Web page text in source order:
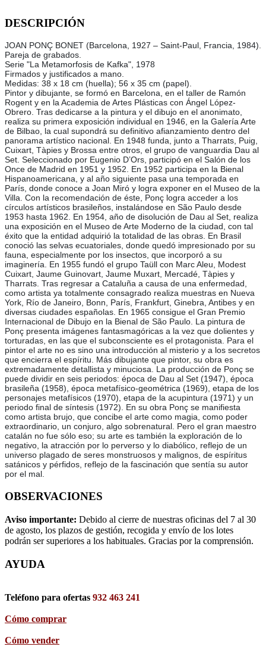
DESCRIPCIÓN
JOAN PONÇ BONET (Barcelona, 1927 – Saint-Paul, Francia, 1984).
Pareja de grabados.
Serie "La Metamorfosis de Kafka", 1978
Firmados y justificados a mano.
Medidas: 38 x 18 cm (huella); 56 x 35 cm (papel).
Pintor y dibujante, se formó en Barcelona, en el taller de Ramón
Rogent y en la Academia de Artes Plásticas con Ángel López-
Obrero. Tras dedicarse a la pintura y el dibujo en el anonimato,
realiza su primera exposición individual en 1946, en la Galería Arte
de Bilbao, la cual supondrá su definitivo afianzamiento dentro del
panorama artístico nacional. En 1948 funda, junto a Tharrats, Puig,
Cuixart, Tàpies y Brossa entre otros, el grupo de vanguardia Dau al
Set. Seleccionado por Eugenio D’Ors, participó en el Salón de los
Once de Madrid en 1951 y 1952. En 1952 participa en la Bienal
Hispanoamericana, y al año siguiente pasa una temporada en
París, donde conoce a Joan Miró y logra exponer en el Museo de la
Villa. Con la recomendación de éste, Ponç logra acceder a los
círculos artísticos brasileños, instalándose en São Paulo desde
1953 hasta 1962. En 1954, año de disolución de Dau al Set, realiza
una exposición en el Museo de Arte Moderno de la ciudad, con tal
éxito que la entidad adquirió la totalidad de las obras. En Brasil
conoció las selvas ecuatoriales, donde quedó impresionado por su
fauna, especialmente por los insectos, que incorporó a su
imaginería. En 1955 fundó el grupo Taüll con Marc Aleu, Modest
Cuixart, Jaume Guinovart, Jaume Muxart, Mercadé, Tàpies y
Tharrats. Tras regresar a Cataluña a causa de una enfermedad,
como artista ya totalmente consagrado realiza muestras en Nueva
York, Río de Janeiro, Bonn, París, Frankfurt, Ginebra, Antibes y en
diversas ciudades españolas. En 1965 consigue el Gran Premio
Internacional de Dibujo en la Bienal de São Paulo. La pintura de
Ponç presenta imágenes fantasmagóricas a la vez que dolientes y
torturadas, en las que el subconsciente es el protagonista. Para el
pintor el arte no es sino una introducción al misterio y a los secretos
que encierra el espíritu. Más dibujante que pintor, su obra es
extremadamente detallista y minuciosa. La producción de Ponç se
puede dividir en seis periodos: época de Dau al Set (1947), época
brasileña (1958), época metafísico-geométrica (1969), etapa de los
personajes metafísicos (1970), etapa de la acupintura (1971) y un
periodo final de síntesis (1972). En su obra Ponç se manifiesta
como artista brujo, que concibe el arte como magia, como poder
extraordinario, un conjuro, algo sobrenatural. Pero el gran maestro
catalán no fue sólo eso; su arte es también la exploración de lo
negativo, la atracción por lo perverso y lo diabólico, reflejo de un
universo plagado de seres monstruosos y malignos, de espíritus
satánicos y pérfidos, reflejo de la fascinación que sentía su autor
por el mal.
OBSERVACIONES
Aviso importante: Debido al cierre de nuestras oficinas del 7 al 30
de agosto, los plazos de gestión, recogida y envío de los lotes
podrán ser superiores a los habituales. Gracias por la comprensión.
AYUDA
Teléfono para ofertas 932 463 241
Cómo comprar
Cómo vender